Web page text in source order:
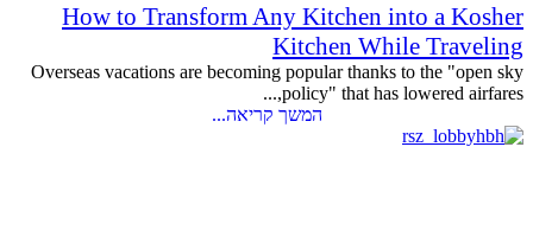
How to Transform Any Kitchen into a Kosher
Kitchen While Traveling
Overseas vacations are becoming popular thanks to the "open sky
policy" that has lowered airfares,...
המשך קריאה...